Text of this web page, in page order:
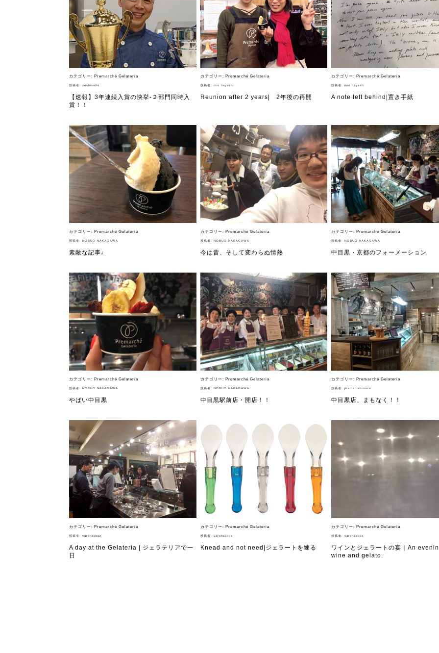
カテゴリー: Premarché Gelateria
投稿者: yushisaito
【速報】3年連続入賞の快挙-２部門同時入
賞！！
カテゴリー: Premarché Gelateria
投稿者: mio hayashi
Reunion after 2 years| 2年後の再開
カテゴリー: Premarché Gelateria
投稿者: mio hayashi
A note left behind|置き手紙
カテゴリー: Premarché Gelateria
投稿者: NOBUO NAKAGAWA
素敵な記事♩
カテゴリー: Premarché Gelateria
投稿者: NOBUO NAKAGAWA
今は昔、そして変わらぬ情熱
カテゴリー: Premarché Gelateria
投稿者: NOBUO NAKAGAWA
中目黒・京都のフォーメーション
カテゴリー: Premarché Gelateria
投稿者: NOBUO NAKAGAWA
やばい中目黒
カテゴリー: Premarché Gelateria
投稿者: NOBUO NAKAGAWA
中目黒駅前店・開店！！
カテゴリー: Premarché Gelateria
投稿者: premanishimura
中目黒店、まもなく！！
カテゴリー: Premarché Gelateria
投稿者: varshasbox
A day at the Gelateria | ジェラテリアで一
日
カテゴリー: Premarché Gelateria
投稿者: varshasbox
Knead and not need|ジェラートを練る
カテゴリー: Premarché Gelateria
投稿者: varshasbox
ワインとジェラートの宴｜An
wine and gelato.